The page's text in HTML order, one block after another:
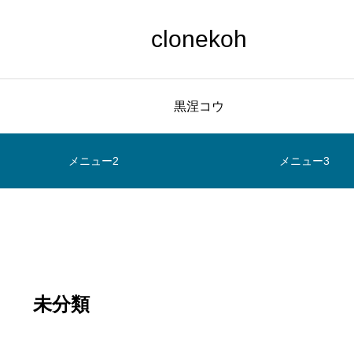
clonekoh
黒涅コウ
メニュー2 メニュー3
未分類